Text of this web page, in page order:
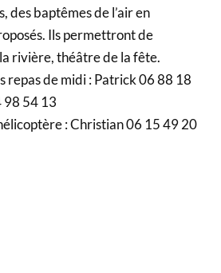
des baptêmes de l’air en
Ils permettront de
rivière, théâtre de la fête.
repas de midi : Patrick 06 88 18
98 54 13
: Christian 06 15 49 20